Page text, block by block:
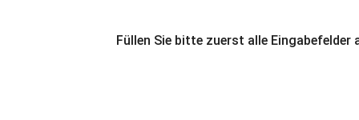
Füllen Sie bitte zuerst alle Eingabefelder